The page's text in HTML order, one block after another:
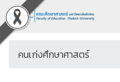
คนเก่งศึกษาศาสตร์